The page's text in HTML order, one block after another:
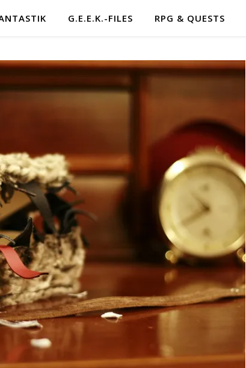
G.E.E.K.-FILES RPG & QUESTS